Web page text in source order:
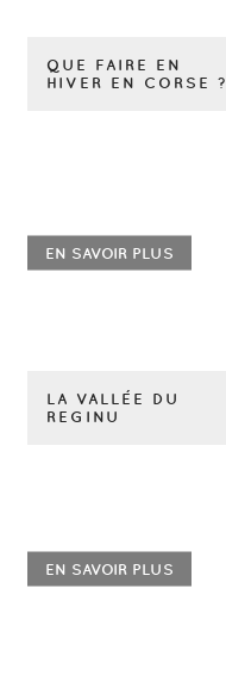
QUE FAIRE EN
HIVER EN CORSE ?
EN SAVOIR PLUS
LA VALLÉE DU
REGINU
EN SAVOIR PLUS